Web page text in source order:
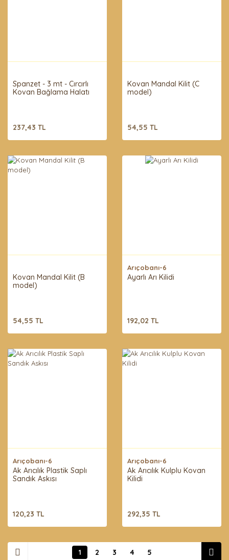
Spanzet - 3 mt - Cırcırlı
Kovan Bağlama Halatı
237,43 TL
Kovan Mandal Kilit (C
model)
54,55 TL
Kovan Mandal Kilit (B
model)
54,55 TL
Arıçobanı-6
Ayarlı Arı Kilidi
192,02 TL
Arıçobanı-6
Ak Arıcılık Plastik Saplı
Sandık Askısı
120,23 TL
Arıçobanı-6
Ak Arıcılık Kulplu Kovan
Kilidi
292,35 TL
1 2 3 4 5